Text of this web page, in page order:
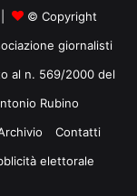
© Copyright
giornalisti
al n. 569/2000 del
Rubino
Contatti
elettorale